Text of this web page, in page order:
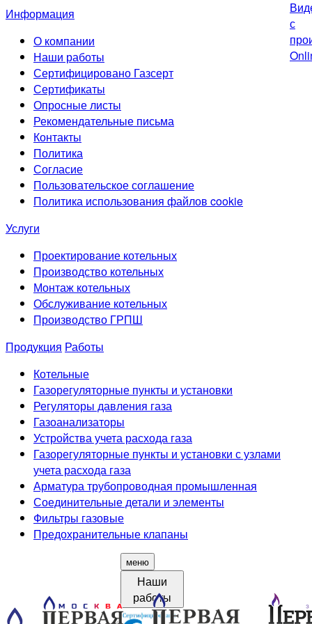
Информация
О компании
Наши работы
Сертифицировано Газсерт
Сертификаты
Опросные листы
Рекомендательные письма
Контакты
Политика
Согласие
Пользовательское соглашение
Политика использования файлов cookie
Услуги
Проектирование котельных
Производство котельных
Монтаж котельных
Обслуживание котельных
Производство ГРПШ
Продукция Работы
Котельные
Газорегуляторные пункты и установки
Регуляторы давления газа
Газоанализаторы
Устройства учета расхода газа
Газорегуляторные пункты и установки с узлами
учета расхода газа
Арматура трубопроводная промышленная
Соединительные детали и элементы
Фильтры газовые
Предохранительные клапаны
меню
Наши
работы